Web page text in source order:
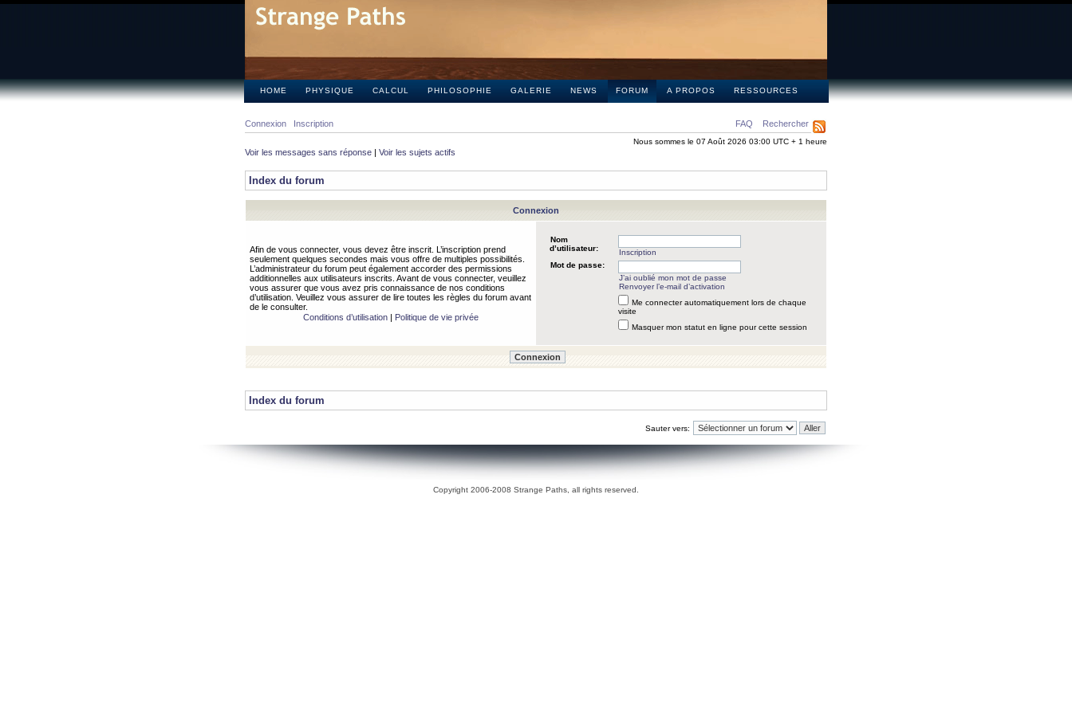
HOME PHYSIQUE CALCUL PHILOSOPHIE GALERIE NEWS FORUM A PROPOS RESSOURCES
FAQ Rechercher
Connexion Inscription
Nous sommes le 07 Août 2026 03:00 UTC + 1 heure
Voir les messages sans réponse | Voir les sujets actifs
Index du forum
Connexion
Afin de vous connecter, vous devez être inscrit. L’inscription prend
seulement quelques secondes mais vous offre de multiples possibilités.
L’administrateur du forum peut également accorder des permissions
additionnelles aux utilisateurs inscrits. Avant de vous connecter, veuillez
vous assurer que vous avez pris connaissance de nos conditions
d’utilisation. Veuillez vous assurer de lire toutes les règles du forum avant
de le consulter.
Conditions d’utilisation| Politique de vie privée
Nom
d’utilisateur:
Inscription
Mot de passe:
J’ai oublié mon mot de passe
Renvoyer l’e-mail d’activation
Me connecter automatiquement lors de chaque
visite
Masquer mon statut en ligne pour cette session
Index du forum
Sauter vers:
Copyright 2006-2008 Strange Paths, all rights reserved.